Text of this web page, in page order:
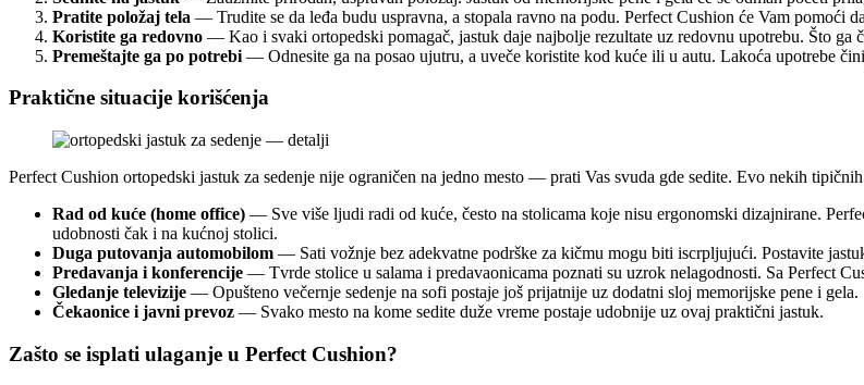
Pratite položaj tela — Trudite se da leđa budu uspravna, a stopala ravno na podu. Perfect Cushion će Vam pomoći
Koristite ga redovno — Kao i svaki ortopedski pomagač, jastuk daje najbolje rezultate uz redovnu upotrebu. Što ga
Premeštajte ga po potrebi — Odnesite ga na posao ujutru, a uveče koristite kod kuće ili u autu. Lakoća upotrebe
Praktične situacije korišćenja
Perfect Cushion ortopedski jastuk za sedenje nije ograničen na jedno mesto — prati Vas svuda gde sedite. Evo nekih
Rad od kuće (home office) — Sve više ljudi radi od kuće, često na stolicama koje nisu ergonomski dizajnirane.
udobnosti čak i na kućnoj stolici.
Duga putovanja automobilom — Sati vožnje bez adekvatne podrške za kičmu mogu biti iscrpljujući. Postavite
Predavanja i konferencije — Tvrde stolice u salama i predavaonicama poznati su uzrok nelagodnosti. Sa Perfect
Gledanje televizije — Opušteno večernje sedenje na sofi postaje još prijatnije uz dodatni sloj memorijske pene i gela.
Čekaonice i javni prevoz — Svako mesto na kome sedite duže vreme postaje udobnije uz ovaj praktični jastuk.
Zašto se isplati ulaganje u Perfect Cushion?